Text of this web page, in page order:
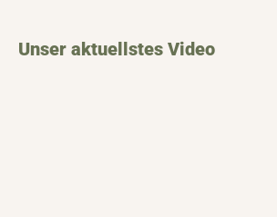
Unser aktuellstes Video